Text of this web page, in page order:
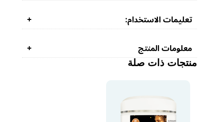
تعليمات الاستخدام:
معلومات المنتج
منتجات ذات صلة